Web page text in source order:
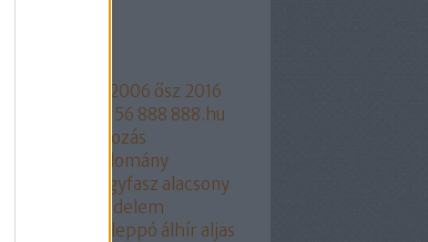
2006 ősz 2016
56 888 888.hu
Endre
adakozás
adomány
agyfasz alacsony
alapjovedelem
Aleppó álhír aljas